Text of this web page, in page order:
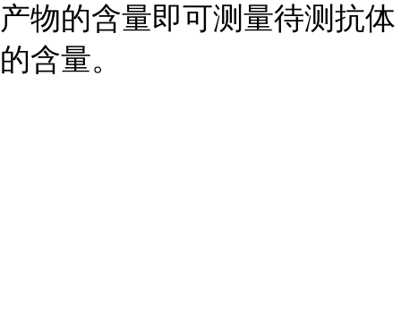
产物的含量即可测量待测抗体
的含量。